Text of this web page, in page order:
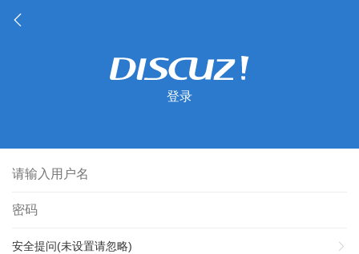
登录
安全提问(未设置请忽略)